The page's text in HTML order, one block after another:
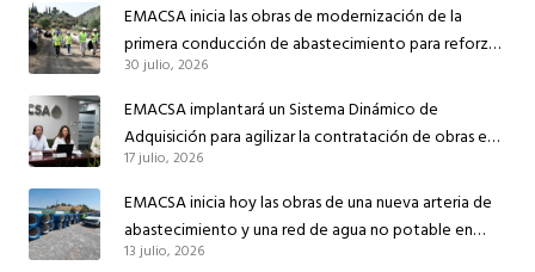
EMACSA inicia las obras de modernización de la
primera conducción de abastecimiento para reforzar
el suministro de agua de Córdoba
30 julio, 2026
EMACSA implantará un Sistema Dinámico de
Adquisición para agilizar la contratación de obras en
sus redes e instalaciones
17 julio, 2026
EMACSA inicia hoy las obras de una nueva arteria de
abastecimiento y una red de agua no potable en
Ingeniero Ruiz de Azúa
13 julio, 2026